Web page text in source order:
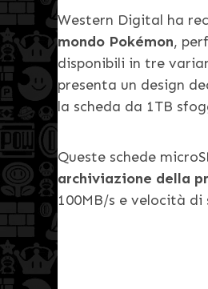
Western Digital ha
mondo Pokémon,
disponibili in tre
presenta un design
la scheda da 1TB
Queste schede
archiviazione della
100MB/s e velocità